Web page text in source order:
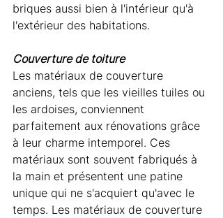
briques aussi bien à l'intérieur qu'à
l'extérieur des habitations.
Couverture de toiture
Les matériaux de couverture
anciens, tels que les vieilles tuiles ou
les ardoises, conviennent
parfaitement aux rénovations grâce
à leur charme intemporel. Ces
matériaux sont souvent fabriqués à
la main et présentent une patine
unique qui ne s'acquiert qu'avec le
temps. Les matériaux de couverture